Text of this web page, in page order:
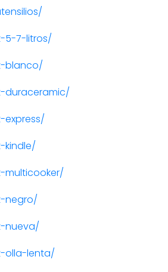
5-7-litros/
blanco/
duraceramic/
negro/
nueva/
olla-lenta/